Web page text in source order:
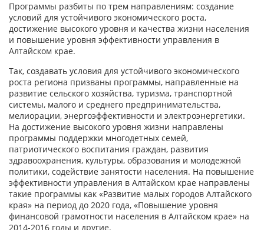
Программы разбиты по трем направлениям: создание
условий для устойчивого экономического роста,
достижение высокого уровня и качества жизни населения
и повышение уровня эффективности управления в
Алтайском крае.
Так, создавать условия для устойчивого экономического
роста региона призваны программы, направленные на
развитие сельского хозяйства, туризма, транспортной
системы, малого и среднего предпринимательства,
мелиорации, энергоэффективности и электроэнергетики.
На достижение высокого уровня жизни направлены
программы поддержки многодетных семей,
патриотического воспитания граждан, развития
здравоохранения, культуры, образования и молодежной
политики, содействие занятости населения. На повышение
эффективности управления в Алтайском крае направлены
такие программы как «Развитие малых городов Алтайского
края» на период до 2020 года, «Повышение уровня
финансовой грамотности населения в Алтайском крае» на
2014-2016 годы и другие.